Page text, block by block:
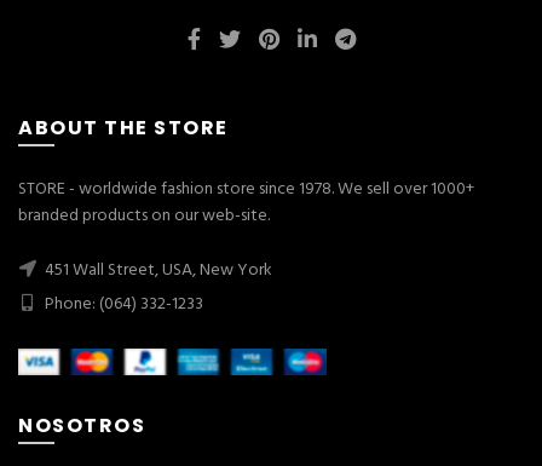
ABOUT THE STORE
STORE - worldwide fashion store since 1978. We sell over 1000+
branded products on our web-site.
451 Wall Street, USA, New York
Phone: (064) 332-1233
NOSOTROS